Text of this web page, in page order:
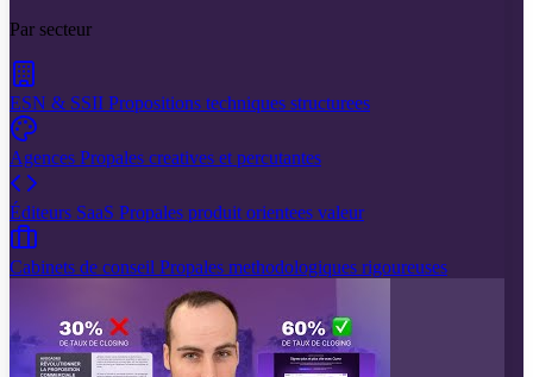
Par secteur
ESN & SSII Propositions techniques structurees
Agences Propales creatives et percutantes
Éditeurs SaaS Propales produit orientees valeur
Cabinets de conseil Propales methodologiques rigoureuses